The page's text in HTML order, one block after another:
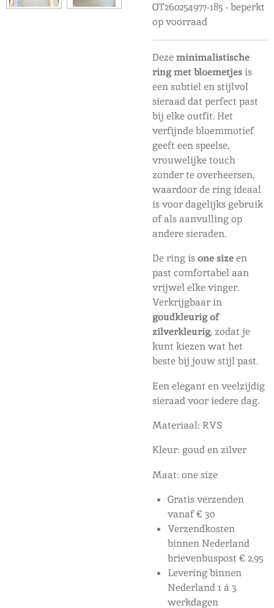
OT260254977-185 - beperkt
op voorraad
Dezeminimalistische
ring met bloemetjesis
een subtiel en stijlvol
sieraad dat perfect past
bij elke outfit. Het
verfijnde bloemmotief
geeft een speelse,
vrouwelijke touch
zonder te overheersen,
waardoor de ring ideaal
is voor dagelijks gebruik
of als aanvulling op
andere sieraden.
De ring isone sizeen
past comfortabel aan
vrijwel elke vinger.
Verkrijgbaar in
goudkleurig of
zilverkleurig, zodat je
kunt kiezen wat het
beste bij jouw stijl past.
Een elegant en veelzijdig
sieraad voor iedere dag.
Materiaal: RVS
Kleur: goud en zilver
Maat: one size
Gratis verzenden
vanaf € 30
Verzendkosten
binnen Nederland
brievenbuspost € 2,95
Levering binnen
Nederland 1 á 3
werkdagen